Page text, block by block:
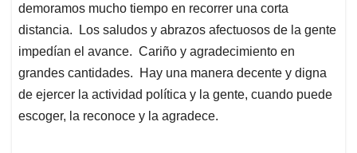
demoramos mucho tiempo en recorrer una corta
distancia. Los saludos y abrazos afectuosos de la gente
impedían el avance. Cariño y agradecimiento en
grandes cantidades. Hay una manera decente y digna
de ejercer la actividad política y la gente, cuando puede
escoger, la reconoce y la agradece.